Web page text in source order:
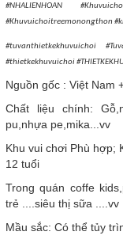
#NHALIENHOAN
#Khuvuichoitreemonongthon
#tuvanthietkekhuvuichoi
#thietkekhuvuichoi
Nguồn gốc : Việt Nam
Chất liệu chính:
pu,nhựa pe,mika...vv
Khu vui chơi Phù hợp;
12 tuổi
Trong quán coffe
trẻ ....siêu thị sữa ....vv
Mầu sắc: Có thể tủy